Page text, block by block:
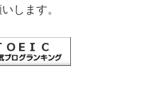
します。